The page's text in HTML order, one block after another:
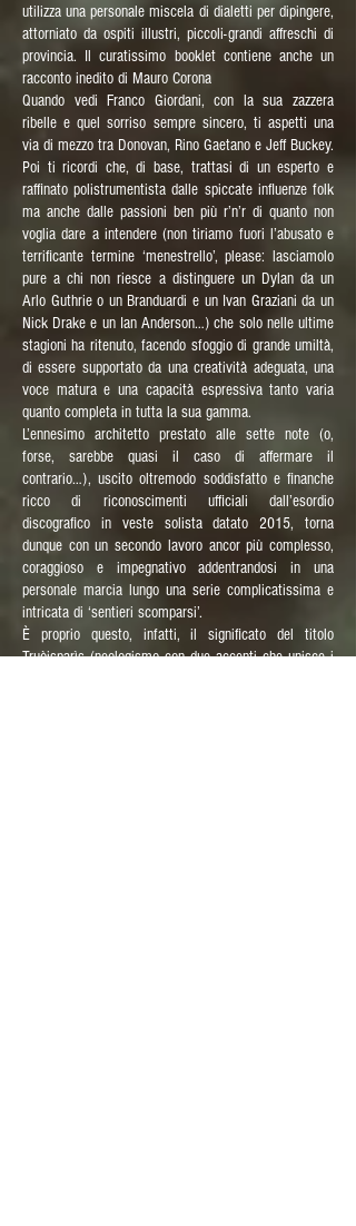
utilizza una personale miscela di dialetti per dipingere,
attorniato da ospiti illustri, piccoli-grandi affreschi di
provincia. Il curatissimo booklet contiene anche un
racconto inedito di Mauro Corona
Quando vedi Franco Giordani, con la sua zazzera
ribelle e quel sorriso sempre sincero, ti aspetti una
via di mezzo tra Donovan, Rino Gaetano e Jeff Buckey.
Poi ti ricordi che, di base, trattasi di un esperto e
raffinato polistrumentista dalle spiccate influenze folk
ma anche dalle passioni ben più r’n’r di quanto non
voglia dare a intendere (non tiriamo fuori l’abusato e
terrificante termine ‘menestrello’, please: lasciamolo
pure a chi non riesce a distinguere un Dylan da un
Arlo Guthrie o un Branduardi e un Ivan Graziani da un
Nick Drake e un Ian Anderson…) che solo nelle ultime
stagioni ha ritenuto, facendo sfoggio di grande umiltà,
di essere supportato da una creatività adeguata, una
voce matura e una capacità espressiva tanto varia
quanto completa in tutta la sua gamma.
L’ennesimo architetto prestato alle sette note (o,
forse, sarebbe quasi il caso di affermare il
contrario…), uscito oltremodo soddisfatto e finanche
ricco di riconoscimenti ufficiali dall’esordio
discografico in veste solista datato 2015, torna
dunque con un secondo lavoro ancor più complesso,
coraggioso e impegnativo addentrandosi in una
personale marcia lungo una serie complicatissima e
intricata di ‘sentieri scomparsi’.
È proprio questo, infatti, il significato del titolo
Truòisparìs (neologismo con due accenti che unisce i